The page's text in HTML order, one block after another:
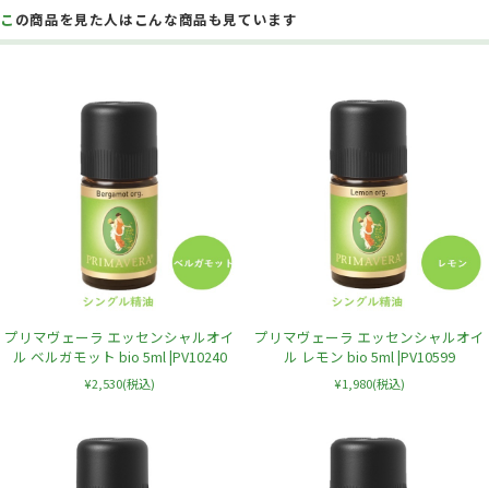
この商品を見た人はこんな商品も見ています
プリマヴェーラ エッセンシャルオイ
ル ベルガモット bio 5ml |PV10240
¥2,530(税込)
プリマヴェーラ エッセンシャルオイ
ル レモン bio 5ml |PV10599
¥1,980(税込)